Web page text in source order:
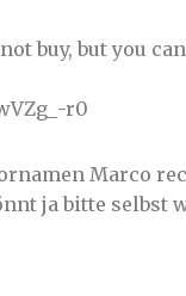
buy, but you
r0
Marco
ja bitte selbst